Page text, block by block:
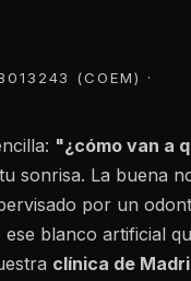
(COEM) ·
"¿cómo van a
sonrisa. La buena
por un
blanco artificial
clínica de